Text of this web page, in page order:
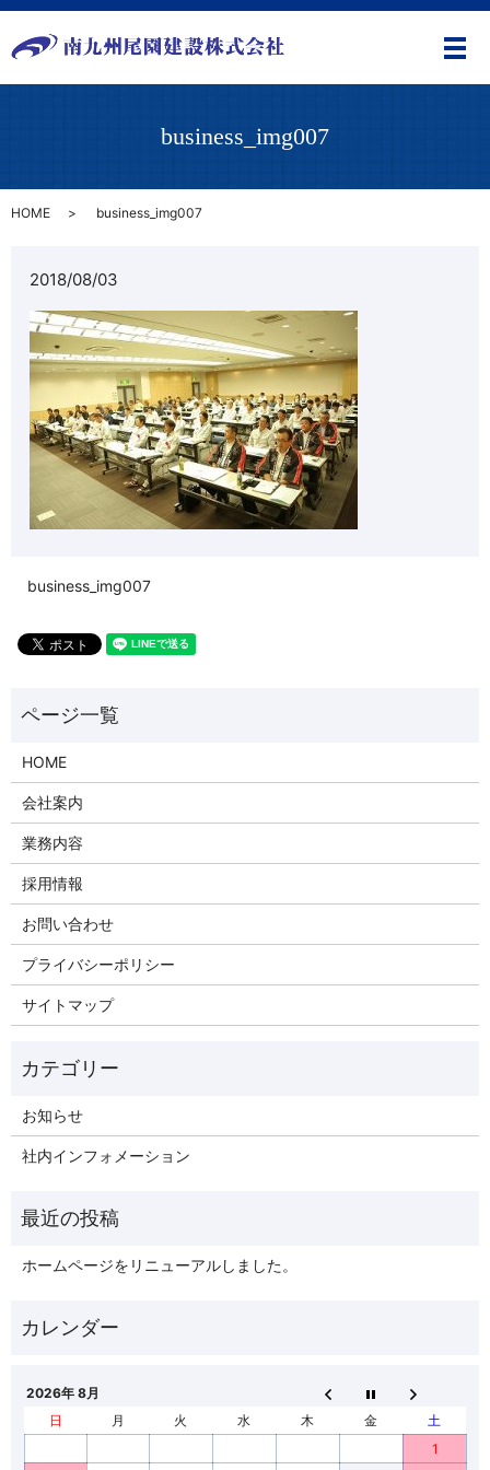
メ
business_img007
HOME business_img007
2018/08/03
business_img007
HOME
会社案内
業務内容
採用情報
お問い合わせ
プライバシーポリシー
サイトマップ
お知らせ
社内インフォメーション
ホームページをリニューアルしました。
2026年 8月
日
月 火 水 木 金
土
1